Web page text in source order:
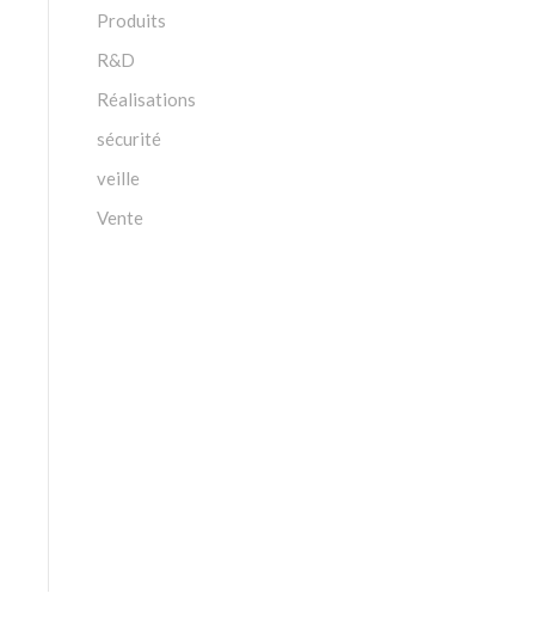
Produits
R&D
Réalisations
sécurité
veille
Vente